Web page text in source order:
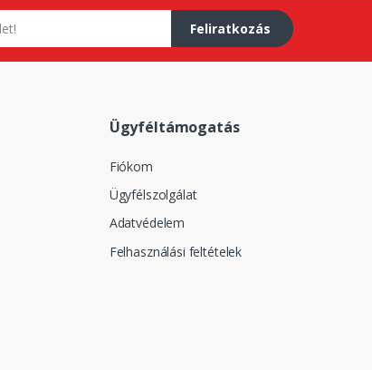
Feliratkozás
Ügyféltámogatás
Fiókom
Ügyfélszolgálat
Adatvédelem
Felhasználási feltételek